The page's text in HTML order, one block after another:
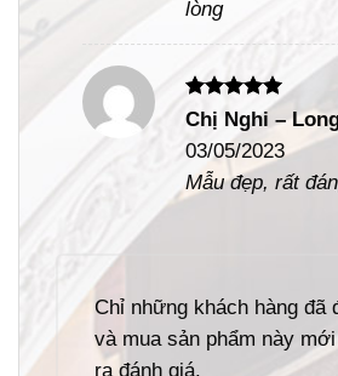
lòng
Được xếp
hạng
55
sao
Chị Nghi –
03/05/2023
Mẫu đẹp, rất
Chỉ những khách hàng đã
và mua sản phẩm này
ra đánh giá.